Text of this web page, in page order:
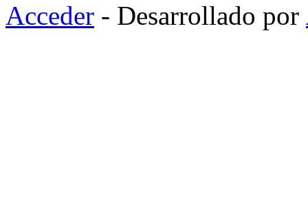
Acceder - Desarrollado por